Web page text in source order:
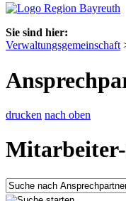
Sie sind hier:
Verwaltungsgemeinschaft
drucken nach oben